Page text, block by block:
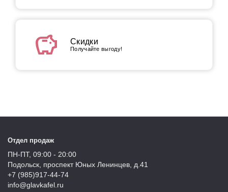
savings Скидки
Получайте выгоду!
Отдел продаж
ПН-ПТ, 09:00 - 20:00
Подольск, проспект Юных Ленинцев, д.41
+7 (985)917-44-74
info@glavkafel.ru